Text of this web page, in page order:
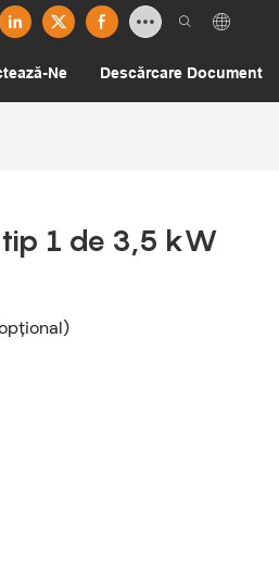
Ne Descărcare Document
tip 1 de 3,5 kW